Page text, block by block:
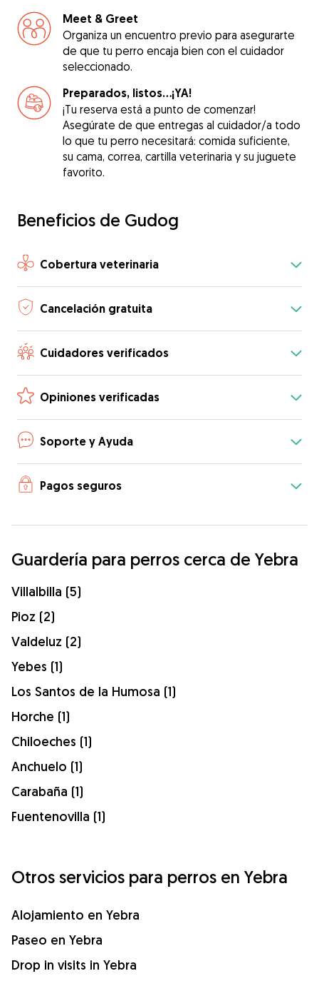
Meet & Greet
Organiza un encuentro previo para asegurarte
de que tu perro encaja bien con el cuidador
seleccionado.
Preparados, listos...¡YA!
¡Tu reserva está a punto de comenzar!
Asegúrate de que entregas al cuidador/a todo
lo que tu perro necesitará: comida suficiente,
su cama, correa, cartilla veterinaria y su juguete
favorito.
Beneficios de Gudog
Cobertura veterinaria
Cancelación gratuita
Cuidadores verificados
Opiniones verificadas
Soporte y Ayuda
Pagos seguros
Guardería para perros cerca de Yebra
Villalbilla (5)
Pioz (2)
Valdeluz (2)
Yebes (1)
Los Santos de la Humosa (1)
Horche (1)
Chiloeches (1)
Anchuelo (1)
Carabaña (1)
Fuentenovilla (1)
Otros servicios para perros en Yebra
Alojamiento en Yebra
Paseo en Yebra
Drop in visits in Yebra